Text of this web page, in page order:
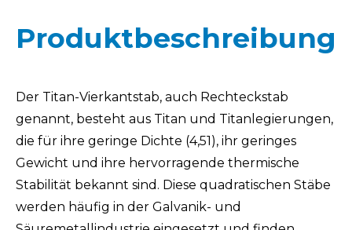
Produktbeschreibung
Der Titan-Vierkantstab, auch Rechteckstab
genannt, besteht aus Titan und Titanlegierungen,
die für ihre geringe Dichte (4,51), ihr geringes
Gewicht und ihre hervorragende thermische
Stabilität bekannt sind. Diese quadratischen Stäbe
werden häufig in der Galvanik- und